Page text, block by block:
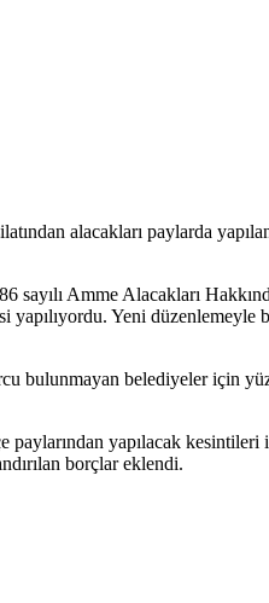
alacakları paylarda
sayılı Amme Alacakları
Yeni
bulunmayan belediyeler için
yapılacak kesintileri
borçlar eklendi.